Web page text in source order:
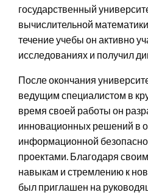
государственный
вычислительной
течение учебы он активно
исследованиях и получил
После окончания
ведущим специалистом в
время своей работы он
инновационных решений в
информационной
проектами. Благодаря
навыкам и стремлению к
был приглашен на